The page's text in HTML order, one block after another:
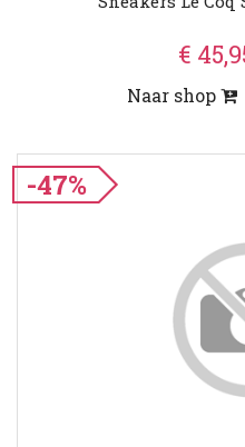
€
Naar shop
-47%